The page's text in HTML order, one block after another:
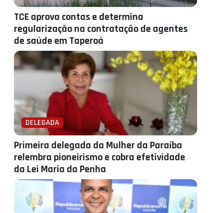
TCE aprova contas e determina
regularização na contratação de agentes
de saúde em Taperoá
DELEGADA
Primeira delegada da Mulher da Paraíba
relembra pioneirismo e cobra efetividade
da Lei Maria da Penha